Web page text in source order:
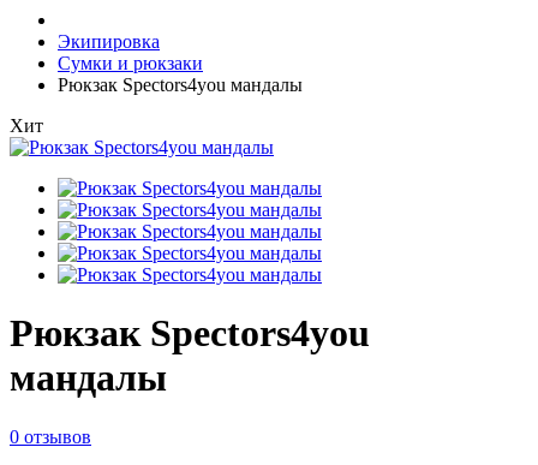
Экипировка
Сумки и рюкзаки
Рюкзак Spectors4you мандалы
Хит
Рюкзак Spectors4you
мандалы
0 отзывов